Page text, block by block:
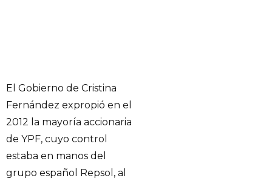
El Gobierno de Cristina
Fernández expropió en el
2012 la mayoría accionaria
de YPF, cuyo control
estaba en manos del
grupo español Repsol, al